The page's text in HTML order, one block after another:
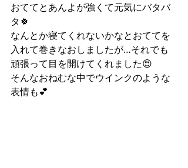
おててとあんよが強くて元気にバタバ
タ🍀
なんとか寝てくれないかなとおててを
入れて巻きなおしましたが…それでも
頑張って目を開けてくれました😍
そんなおねむな中でウインクのような
表情も💕